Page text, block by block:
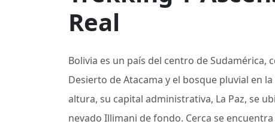
Real
Bolivia es un país del centro de Sudamérica,
Desierto de Atacama y el bosque pluvial en
altura, su capital administrativa, La Paz, se
nevado Illimani de fondo. Cerca se